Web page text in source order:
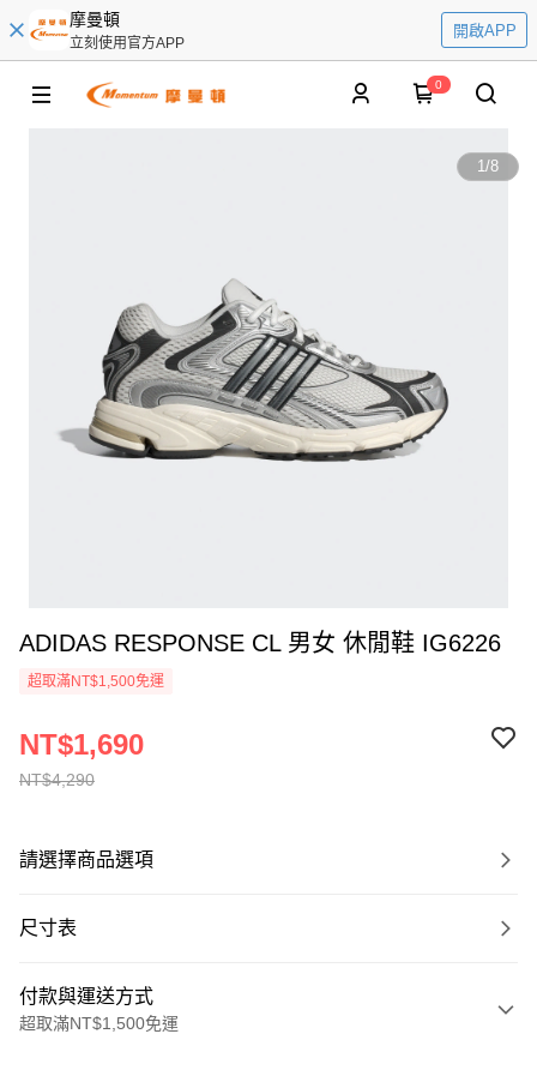
摩曼頓
立刻使用官方APP
開啟APP
0
1/8
ADIDAS RESPONSE CL 男女 休閒鞋 IG6226
超取滿NT$1,500免運
NT$4,290
NT$1,690
請選擇商品選項
尺寸表
付款與運送方式
超取滿NT$1,500免運